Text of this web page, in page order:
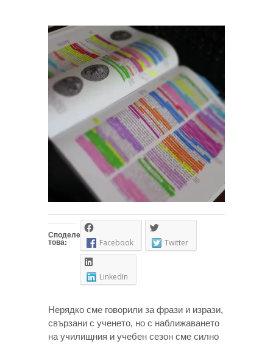
Споделете
това: Facebook Twitter
LinkedIn
Нерядко сме говорили за фрази и изрази,
свързани с ученето, но с наближаването
на училищния и учебен сезон сме силно